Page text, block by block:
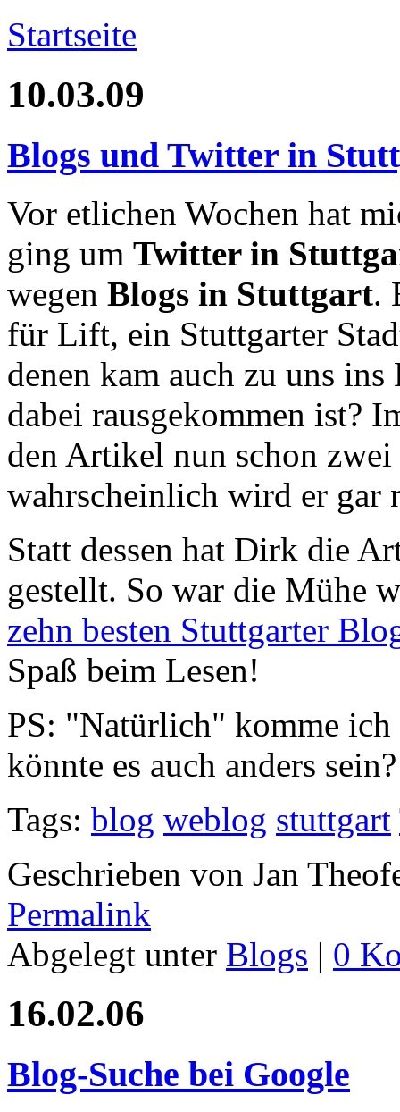
Startseite
10.03.09
Blogs und Twitter in
Vor etlichen Wochen hat
ging um Twitter in
wegen Blogs in Stuttgart.
für Lift, ein Stuttgarter
denen kam auch zu uns
dabei rausgekommen ist?
den Artikel nun schon
wahrscheinlich wird er gar
Statt dessen hat Dirk die
gestellt. So war die Mühe
zehn besten Stuttgarter
Spaß beim Lesen!
PS: "Natürlich" komme
könnte es auch anders
Tags: blog weblog stuttgart
Geschrieben von Jan
Permalink
Abgelegt unter Blogs | 0
16.02.06
Blog-Suche bei Google